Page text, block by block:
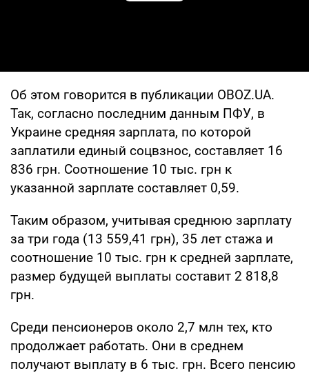
Об этом говорится в публикации OBOZ.UA.
Так, согласно последним данным ПФУ, в
Украине средняя зарплата, по которой
заплатили единый соцвзнос, составляет 16
836 грн. Соотношение 10 тыс. грн к
указанной зарплате составляет 0,59.
Таким образом, учитывая среднюю зарплату
за три года (13 559,41 грн), 35 лет стажа и
соотношение 10 тыс. грн к средней зарплате,
размер будущей выплаты составит 2 818,8
грн.
Среди пенсионеров около 2,7 млн тех, кто
продолжает работать. Они в среднем
получают выплату в 6 тыс. грн. Всего пенсию